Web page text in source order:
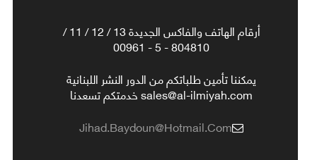
أرقام الهاتف والفاكس الجديدة 13 / 12 / 11 /
804810 - 5 - 00961
يمكننا تأمين طلباتكم من الدور النشر اللبنانية
sales@al-ilmiyah.com خدمتكم تسعدنا
Jihad.baydoun@hotmail.com